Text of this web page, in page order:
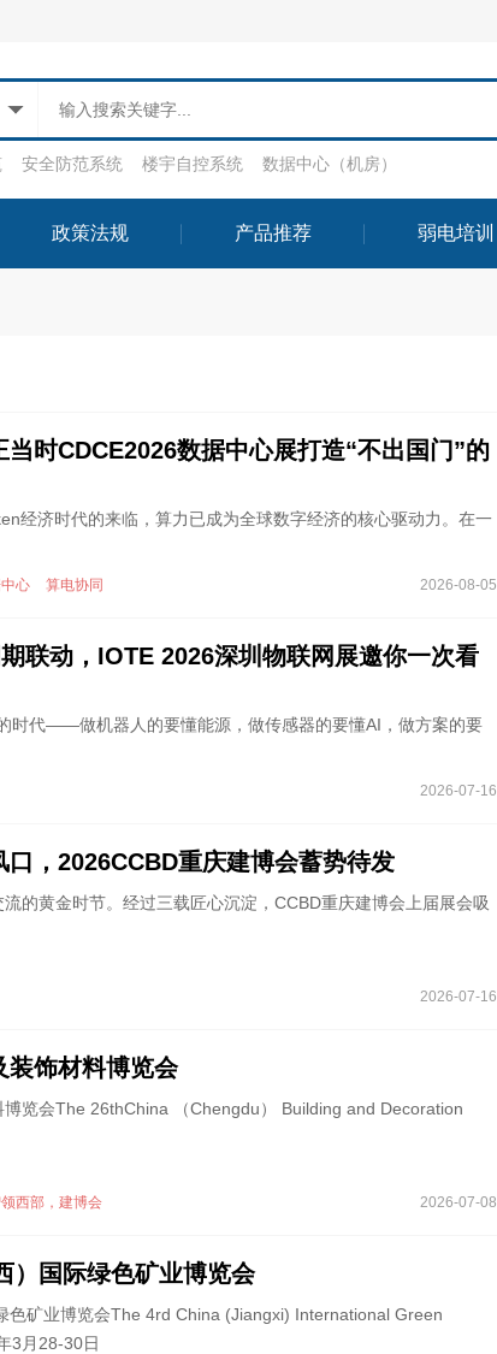
安全防范系统 楼宇自控系统 数据中心（机房）
政策法规 产品推荐 弱电培训
当时CDCE2026数据中心展打造“不出国门”的
经济时代的来临，算力已成为全球数字经济的核心驱动力。在一
心 算电协同 2026-08-05
联动，IOTE 2026深圳物联网展邀你一次看
时代——做机器人的要懂能源，做传感器的要懂AI，做方案的要
2026-07-16
口，2026CCBD重庆建博会蓄势待发
的黄金时节。经过三载匠心沉淀，CCBD重庆建博会上届展会吸
2026-07-16
装饰材料博览会
览会The 26thChina （Chengdu） Building and Decoration
西部，建博会 2026-07-08
）国际绿色矿业博览会
色矿业博览会The 4rd China (Jiangxi) International Green
3月28-30日